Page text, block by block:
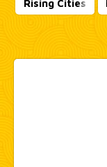
Rising Cities